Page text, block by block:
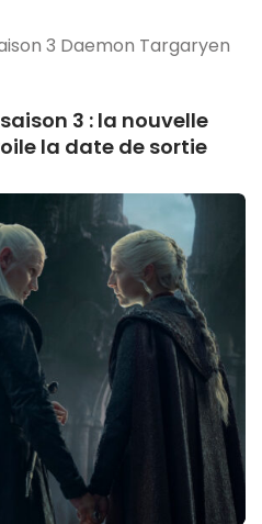
3 : la nouvelle
la date de sortie